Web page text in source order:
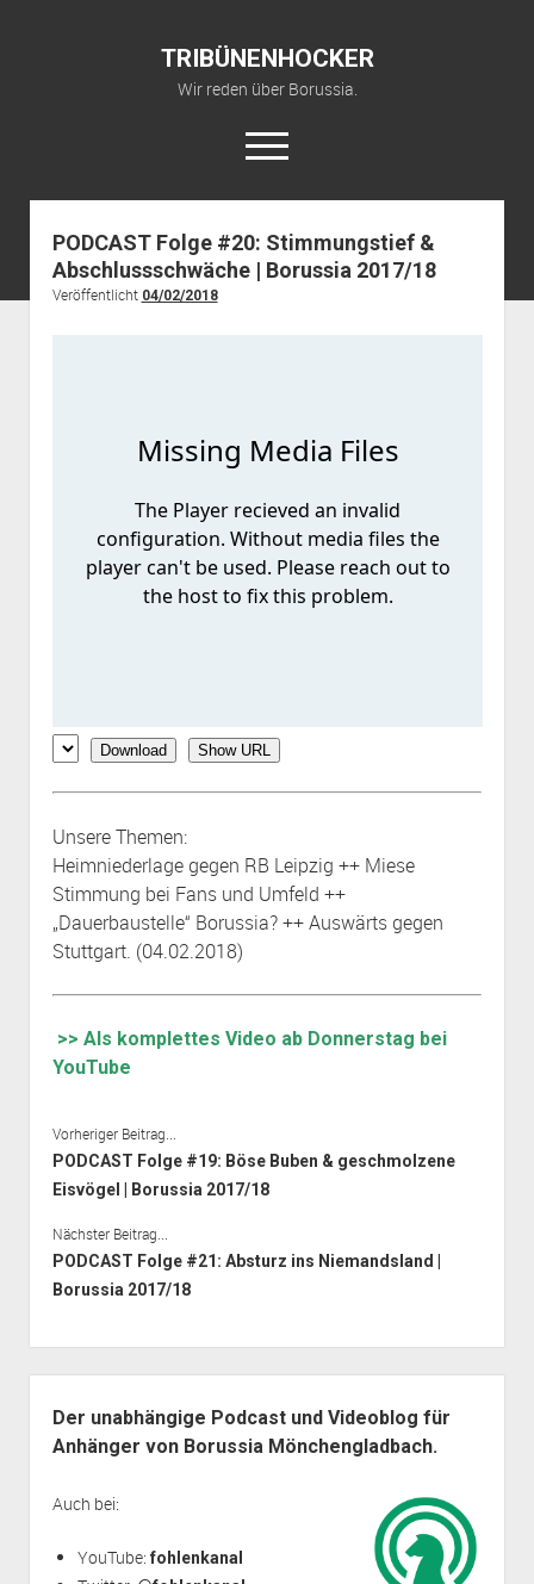
TRIBÜNENHOCKER
Wir reden über Borussia.
open
menu
twitteryoutubefohlenkanal@gmail.com
Startseite
PODCAST Folge #20: Stimmungstief &
Abschlussschwäche | Borussia 2017/18
Veröffentlicht 04/02/2018
Download Show URL
Unsere Themen:
Heimniederlage gegen RB Leipzig ++ Miese
Stimmung bei Fans und Umfeld ++
„Dauerbaustelle“ Borussia? ++ Auswärts gegen
Stuttgart. (04.02.2018)
>> Als komplettes Video ab Donnerstag bei
YouTube
Vorheriger Beitrag...
PODCAST Folge #19: Böse Buben & geschmolzene
Eisvögel | Borussia 2017/18
Nächster Beitrag...
PODCAST Folge #21: Absturz ins Niemandsland |
Borussia 2017/18
Der unabhängige Podcast und Videoblog für
Anhänger von Borussia Mönchengladbach.
Auch bei:
YouTube: fohlenkanal